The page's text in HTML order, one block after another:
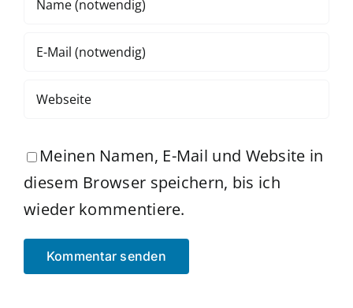
Meinen Namen, E-Mail und Website in
diesem Browser speichern, bis ich
wieder kommentiere.